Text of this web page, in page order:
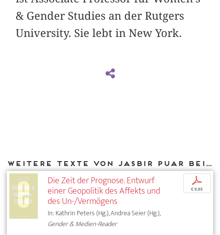
& Gender Studies an der Rutgers
University. Sie lebt in New York.
Weitere Texte von Jasbir Puar bei DIAPHANES
Die Zeit der Prognose. Entwurf
einer Geopolitik des Affekts und
des Un-/Vermögens
In: Kathrin Peters (Hg.), Andrea Seier (Hg.),
Gender & Medien-Reader
p
€ 9,95